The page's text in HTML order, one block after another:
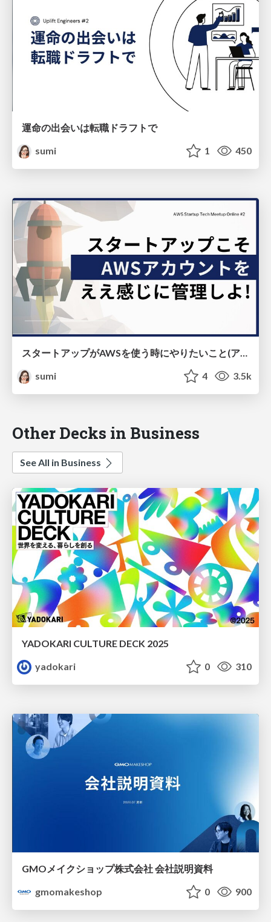
運命の出会いは転職ドラフトで
sumi
1 450
スタートアップがAWSを使う時にやりたいこと(アカウントとユーザー管理編)
sumi
4 3.5k
Other Decks in Business
See All in Business
YADOKARI CULTURE DECK 2025
yadokari
0 310
GMOメイクショップ株式会社 会社説明資料
gmomakeshop
0 900